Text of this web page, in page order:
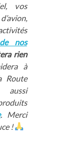
vos
nos
rien
à
Route
aussi
. Merci
!